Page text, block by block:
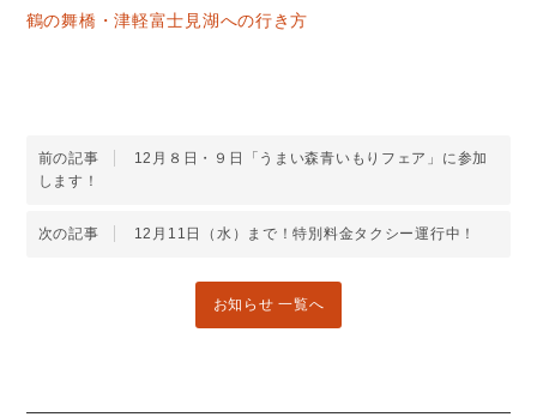
鶴の舞橋・津軽富士見湖への行き方
前の記事
12月８日・９日「うまい森青いもりフェア」に参加
します！
次の記事 12月11日（水）まで！特別料金タクシー運行中！
お知らせ 一覧へ